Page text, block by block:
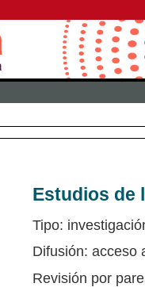
Estudios de
Tipo:
Difusión: acceso
Revisión por